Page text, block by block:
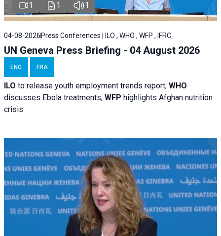
1 1 1
04-08-2026 Press Conferences | ILO , WHO , WFP , IFRC
UN Geneva Press Briefing - 04 August 2026
ENG FRA
ILO to release youth employment trends report; WHO
discusses Ebola treatments; WFP highlights Afghan nutrition
crisis